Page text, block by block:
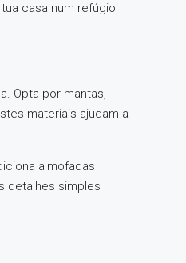
casa num refúgio
Opta por mantas,
materiais ajudam a
almofadas
detalhes simples